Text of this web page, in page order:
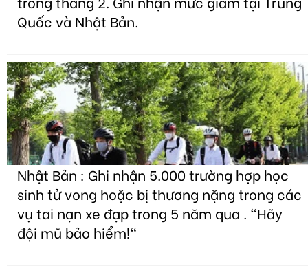
Quốc và Nhật Bản.
Nhật Bản : Ghi nhận 5.000 trường hợp học
sinh tử vong hoặc bị thương nặng trong các
vụ tai nạn xe đạp trong 5 năm qua . "Hãy
đội mũ bảo hiểm!"